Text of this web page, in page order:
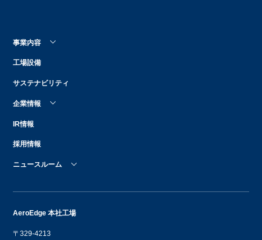
事業内容
工場設備
サステナビリティ
企業情報
IR情報
採用情報
ニュースルーム
AeroEdge 本社工場
〒329-4213